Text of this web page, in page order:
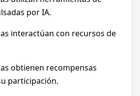
por IA.
interactúan con recursos de
obtienen recompensas
participación.